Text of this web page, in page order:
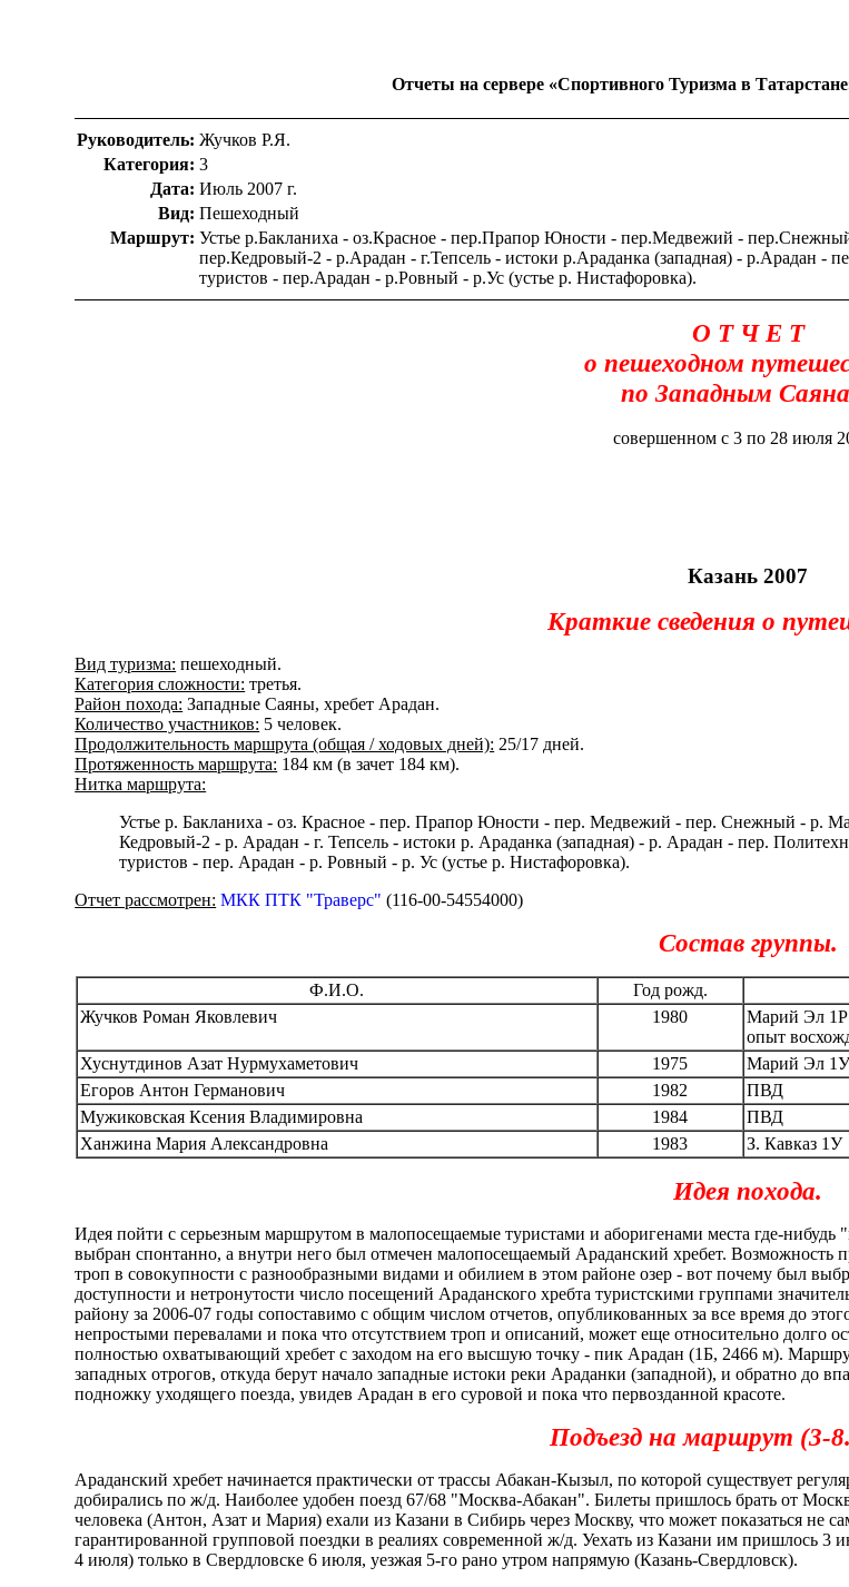
Отчеты на сервере «Спортивного Туризма в
Руководитель: Жучков Р.Я.
Категория: 3
Дата: Июль 2007 г.
Вид: Пешеходный
Маршрут: Устье р.Бакланиха - оз.Красное - пер.Прапор Юности - пер.Медвежий -
пер.Кедровый-2 - р.Арадан - г.Тепсель - истоки р.Араданка (западная) - р.Арадан
туристов - пер.Арадан - р.Ровный - р.Ус (устье р. Нистафоровка).
О Т Ч Е Т
о пешеходном
по Западным
совершенном с 3 по 28 июля
Казань 2007
Краткие сведения о
Вид туризма: пешеходный.
Категория сложности: третья.
Район похода: Западные Саяны, хребет Арадан.
Количество участников: 5 человек.
Продолжительность маршрута (общая / ходовых дней): 25/17 дней.
Протяженность маршрута: 184 км (в зачет 184 км).
Нитка маршрута:
Устье р. Бакланиха - оз. Красное - пер. Прапор Юности - пер. Медвежий - пер. Снежный - р.
Кедровый-2 - р. Арадан - г. Тепсель - истоки р. Араданка (западная) - р. Арадан - пер.
туристов - пер. Арадан - р. Ровный - р. Ус (устье р. Нистафоровка).
Отчет рассмотрен: МКК ПТК "Траверс" (116-00-54554000)
Состав группы.
Ф.И.О. Год рожд.
Жучков Роман Яковлевич
1980
Марий Эл 1Р
опыт
Хуснутдинов Азат Нурмухаметович 1975 Марий Эл 1У
Егоров Антон Германович
1982 ПВД
Мужиковская Ксения Владимировна
1984 ПВД
Ханжина Мария Александровна
1983 З. Кавказ 1У
Идея похода.
Идея пойти с серьезным маршрутом в малопосещаемые туристами и аборигенами места где-
выбран спонтанно, а внутри него был отмечен малопосещаемый Араданский хребет.
троп в совокупности с разнообразными видами и обилием в этом районе озер - вот почему был
доступности и нетронутости число посещений Араданского хребта туристскими группами
району за 2006-07 годы сопоставимо с общим числом отчетов, опубликованных за все время до
непростыми перевалами и пока что отсутствием троп и описаний, может еще относительно долго
полностью охватывающий хребет с заходом на его высшую точку - пик Арадан (1Б, 2466 м).
западных отрогов, откуда берут начало западные истоки реки Араданки (западной), и обратно до
подножку уходящего поезда, увидев Арадан в его суровой и пока что первозданной красоте.
Подъезд на маршрут (3-
Араданский хребет начинается практически от трассы Абакан-Кызыл, по которой существует
добирались по ж/д. Наиболее удобен поезд 67/68 "Москва-Абакан". Билеты пришлось брать от
человека (Антон, Азат и Мария) ехали из Казани в Сибирь через Москву, что может показаться
гарантированной групповой поездки в реалиях современной ж/д. Уехать из Казани им пришлось
4 июля) только в Свердловске 6 июля, уезжая 5-го рано утром напрямую (Казань-Свердловск).